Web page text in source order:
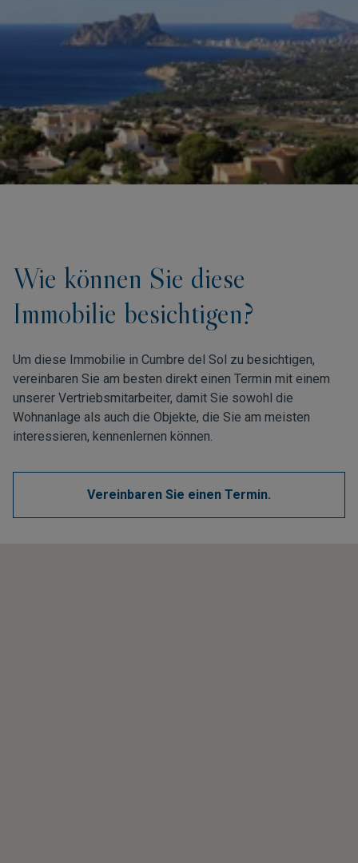
Wie können Sie diese
Immobilie besichtigen?
Um diese Immobilie in Cumbre del Sol zu besichtigen,
vereinbaren Sie am besten direkt einen Termin mit einem
unserer Vertriebsmitarbeiter, damit Sie sowohl die
Wohnanlage als auch die Objekte, die Sie am meisten
interessieren, kennenlernen können.
Vereinbaren Sie einen Termin.